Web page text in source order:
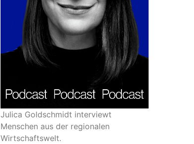
Julica Goldschmidt interviewt
Menschen aus der regionalen
Wirtschaftswelt.